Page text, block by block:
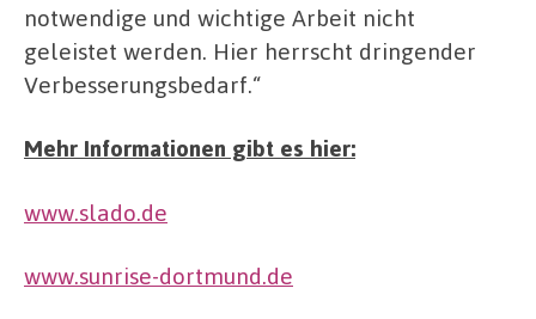
notwendige und wichtige Arbeit nicht
geleistet werden. Hier herrscht dringender
Verbesserungsbedarf.“
Mehr Informationen gibt es hier:
www.slado.de
www.sunrise-dortmund.de